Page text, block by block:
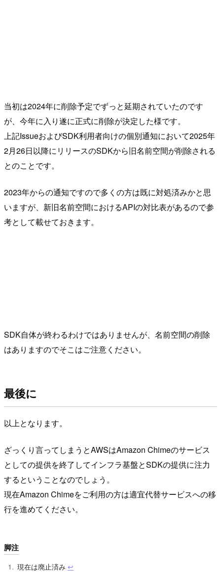
当初は2024年に削除予定でずっと延期されていたのです
が、今年に入り遂に正式に削除が決定した様です。
上記IssueおよびSDK利用者向けの個別通知において2025年
2月26日以降にリリースのSDKから旧名前空間が削除される
とのことです。
2023年からの通知ですので多くの方は既に対処済みかと思
いますが、新旧名前空間におけるAPIの対比表があるので参
考として載せておきます。
SDK自体が終わるわけではありませんが、名前空間の削除
はありますのでそこはご注意ください。
最後に
以上となります。
ざっくり言ってしまうとAWSはAmazon Chimeのサービス
としての提供を終了してインフラ基盤とSDKの提供に注力
するということなのでしょう。
現在Amazon Chimeをご利用の方は適宜代替サービスへの移
行を進めてください。
脚注
現在は廃止済み↩︎